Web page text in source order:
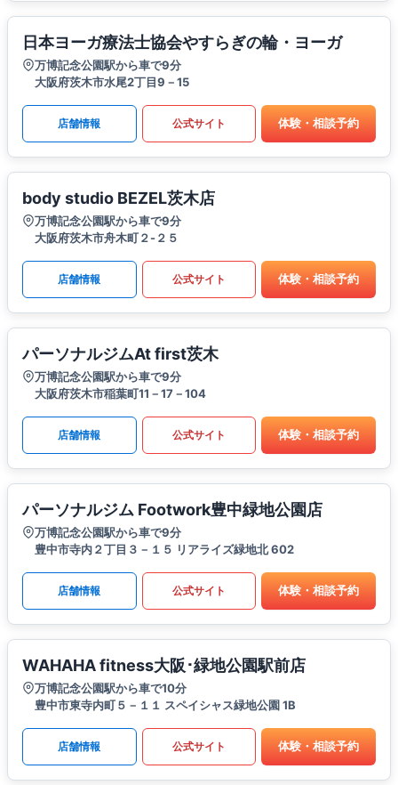
日本ヨーガ療法士協会やすらぎの輪・ヨーガ
万博記念公園駅から車で9分
大阪府茨木市水尾2丁目9－15
店舗情報 公式サイト 体験・相談予約
body studio BEZEL茨木店
万博記念公園駅から車で9分
大阪府茨木市舟木町２-２５
店舗情報 公式サイト 体験・相談予約
パーソナルジムAt first茨木
万博記念公園駅から車で9分
大阪府茨木市稲葉町11－17－104
店舗情報 公式サイト 体験・相談予約
パーソナルジム Footwork豊中緑地公園店
万博記念公園駅から車で9分
豊中市寺内２丁目３－１５ リアライズ緑地北 602
店舗情報 公式サイト 体験・相談予約
WAHAHA fitness大阪･緑地公園駅前店
万博記念公園駅から車で10分
豊中市東寺内町５－１１ スペイシャス緑地公園 1B
店舗情報 公式サイト 体験・相談予約